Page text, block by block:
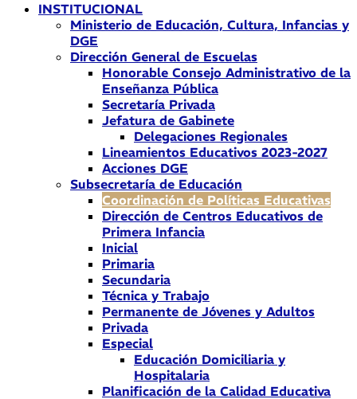
INSTITUCIONAL
Ministerio de Educación, Cultura, Infancias y
DGE
Dirección General de Escuelas
Honorable Consejo Administrativo de la
Enseñanza Pública
Secretaría Privada
Jefatura de Gabinete
Delegaciones Regionales
Lineamientos Educativos 2023-2027
Acciones DGE
Subsecretaría de Educación
Coordinación de Políticas Educativas
Dirección de Centros Educativos de
Primera Infancia
Inicial
Primaria
Secundaria
Técnica y Trabajo
Permanente de Jóvenes y Adultos
Privada
Especial
Educación Domiciliaria y
Hospitalaria
Planificación de la Calidad Educativa